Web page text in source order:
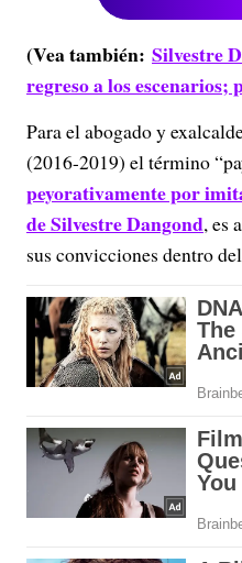
(Vea también: Silvestre
regreso a los escenarios;
Para el abogado y
(2016-2019) el término
peyorativamente por
de Silvestre Dangond, es
sus convicciones dentro